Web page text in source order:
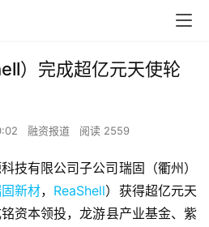
）完成超亿元天使轮
融资报道 阅读 2559
技有限公司子公司瑞固（衢州）
新材， ReaShell）获得超亿元天
资本领投，龙游县产业基金、紫